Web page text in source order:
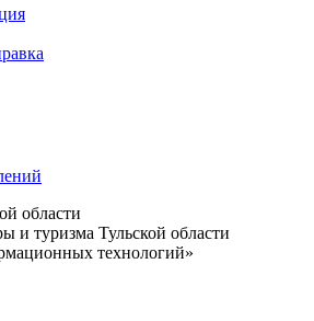
области
и туризма Тульской области
технологий»